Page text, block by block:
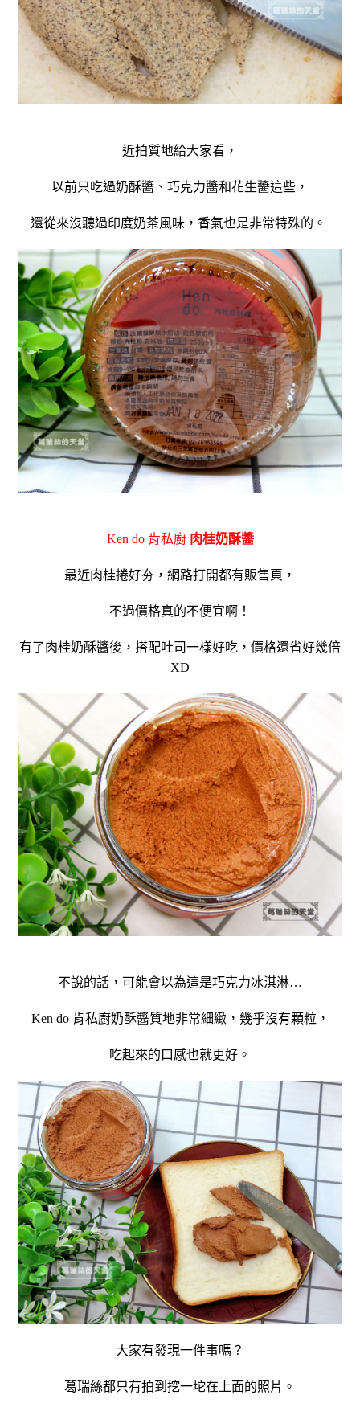
近拍質地給大家看，
以前只吃過奶酥醬、巧克力醬和花生醬這些，
還從來沒聽過印度奶茶風味，香氣也是非常特殊的。
Ken do 肯私廚 肉桂奶酥醬
最近肉桂捲好夯，網路打開都有販售頁，
不過價格真的不便宜啊！
有了肉桂奶酥醬後，搭配吐司一樣好吃，價格還省好幾倍
XD
不說的話，可能會以為這是巧克力冰淇淋…
Ken do 肯私廚奶酥醬質地非常細緻，幾乎沒有顆粒，
吃起來的口感也就更好。
大家有發現一件事嗎？
葛瑞絲都只有拍到挖一坨在上面的照片。